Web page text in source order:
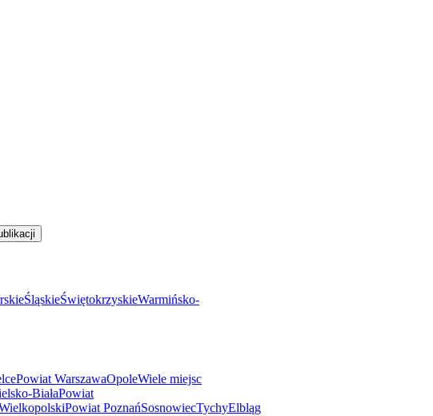
ŚląskieŚwiętokrzyskieWarmińsko-
Powiat WarszawaOpoleWiele miejsc
BiałaPowiat
Powiat PoznańSosnowiecTychyElbląg